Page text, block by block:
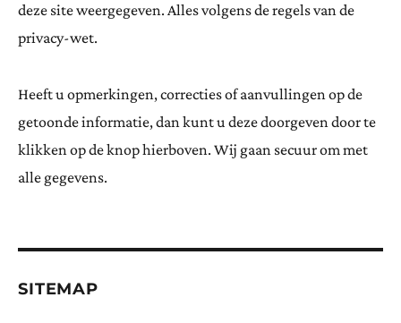
deze site weergegeven. Alles volgens de regels van de
privacy-wet.
Heeft u opmerkingen, correcties of aanvullingen op de
getoonde informatie, dan kunt u deze doorgeven door te
klikken op de knop hierboven. Wij gaan secuur om met
alle gegevens.
SITEMAP